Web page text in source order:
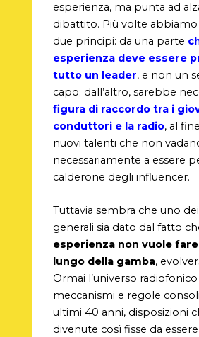
esperienza, ma punta ad
dibattito. Più volte
due principi: da una parte
esperienza deve essere
tutto un leader, e non un
capo; dall’altro, sarebbe
figura di raccordo tra i
conduttori e la radio, al
nuovi talenti che non
necessariamente a essere
calderone degli influencer.
Tuttavia sembra che uno
generali sia dato dal fatto
esperienza non vuole
lungo della gamba,
Ormai l’universo radiofonico
meccanismi e regole
ultimi 40 anni, disposizioni
divenute così fisse da